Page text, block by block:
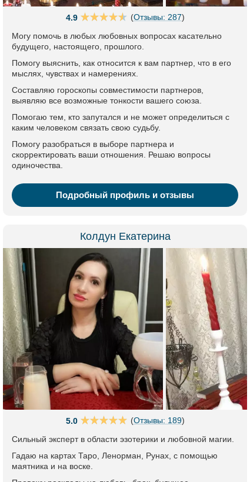
4.9 (Отзывы: 287)
Могу помочь в любых любовных вопросах касательно
будущего, настоящего, прошлого.
Помогу выяснить, как относится к вам партнер, что в его
мыслях, чувствах и намерениях.
Составляю гороскопы совместимости партнеров,
выявляю все возможные тонкости вашего союза.
Помогаю тем, кто запутался и не может определиться с
каким человеком связать свою судьбу.
Помогу разобраться в выборе партнера и
скорректировать ваши отношения. Решаю вопросы
одиночества.
Подробный профиль и отзывы
Колдун Екатерина
5.0 (Отзывы: 189)
Сильный эксперт в области эзотерики и любовной магии.
Гадаю на картах Таро, Ленорман, Рунах, с помощью
маятника и на воске.